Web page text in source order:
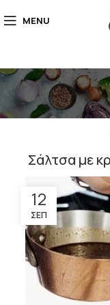
MENU
Σάλτσα με
12
ΣΕΠ